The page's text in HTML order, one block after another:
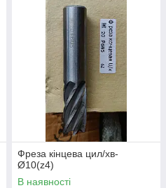
Фреза кінцева цил/хв-
Ø10(z4)
В наявності